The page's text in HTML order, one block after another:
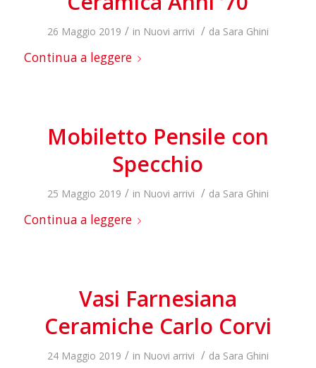
26 Maggio 2019 / in Nuovi arrivi / da Sara Ghini
Continua a leggere
Mobiletto Pensile con
Specchio
25 Maggio 2019 / in Nuovi arrivi / da Sara Ghini
Continua a leggere
Vasi Farnesiana
Ceramiche Carlo Corvi
24 Maggio 2019 / in Nuovi arrivi / da Sara Ghini